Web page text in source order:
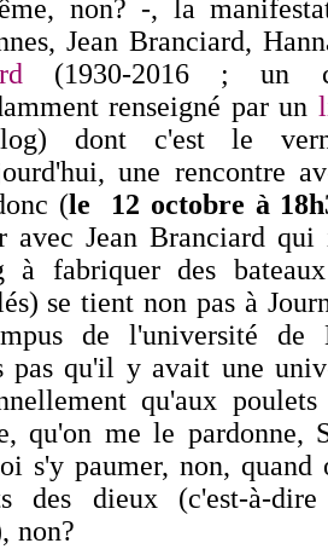
non? -, la
Jean Branciard,
(1930-2016 ; un
renseigné par un
dont c'est le
une rencontre
(le 12 octobre à
avec Jean Branciard
à fabriquer des
se tient non pas à
de l'université de
pas qu'il y avait une
qu'aux
qu'on me le pardonne,
s'y paumer, non,
des dieux (c'est-à-
non?